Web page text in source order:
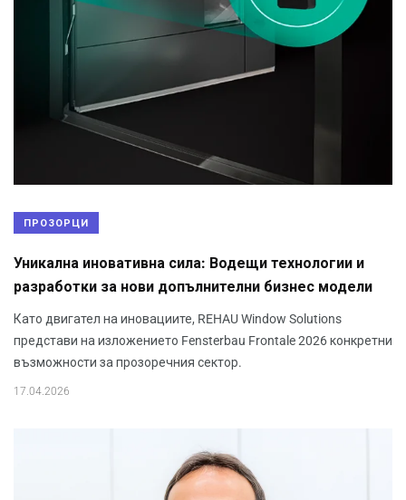
ПРОЗОРЦИ
Уникална иновативна сила: Водещи технологии и
разработки за нови допълнителни бизнес модели
Като двигател на иновациите, REHAU Window Solutions
представи на изложението Fensterbau Frontale 2026 конкретни
възможности за прозоречния сектор.
17.04.2026